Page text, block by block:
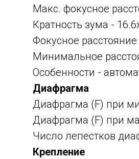
Макс. фокусное
Кратность зума -
Фокусное
Минимальное
Особенности -
Диафрагма
Диафрагма (F) при
Диафрагма (F) при
Число лепестков
Крепление